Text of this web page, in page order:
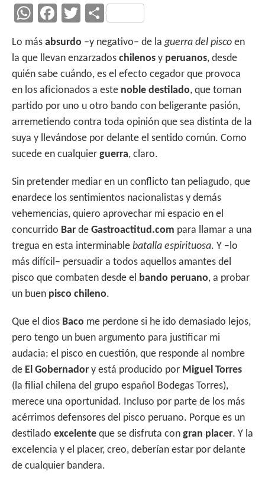
W
h
at
s
A
p
p
F
ac
e
b
o
o
k
T
itt
er
C
m
p
ar
ti
r
Lo más absurdo –y negativo– de laguerra del pisco en
la que llevan enzarzados chilenos y peruanos, desde
quién sabe cuándo, es el efecto cegador que provoca
en los aficionados a este noble destilado, que toman
partido por uno u otro bando con beligerante pasión,
arremetiendo contra toda opinión que sea distinta de la
suya y llevándose por delante el sentido común. Como
sucede en cualquier guerra, claro.
Sin pretender mediar en un conflicto tan peliagudo, que
enardece los sentimientos nacionalistas y demás
vehemencias, quiero aprovechar mi espacio en el
concurrido Bar de Gastroactitud.com para llamar a una
tregua en esta interminable batalla espirituosa. Y –lo
más difícil– persuadir a todos aquellos amantes del
pisco que combaten desde el bando peruano, a probar
un buen pisco chileno.
Que el dios Baco me perdone si he ido demasiado lejos,
pero tengo un buen argumento para justificar mi
audacia: el pisco en cuestión, que responde al nombre
de El Gobernador y está producido por Miguel Torres
(la filial chilena del grupo español Bodegas Torres),
merece una oportunidad. Incluso por parte de los más
acérrimos defensores del pisco peruano. Porque es un
destilado excelente que se disfruta con gran placer. Y la
excelencia y el placer, creo, deberían estar por delante
de cualquier bandera.